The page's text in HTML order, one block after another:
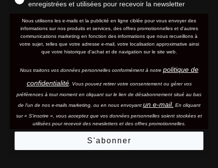
enregistrées et utilisées pour recevoir la newsletter
Nous utilisons les e-mails et la publicité en ligne ciblée pour vous envoyer des
informations sur nos produits et services, des offres promotionnelles et d'autres
communications marketing en fonction des informations que nous recueillons à
votre sujet, telles que votre adresse e-mail, votre localisation approximative ainsi
que votre historique d'achat et de navigation sur le site web.
Nous traitons vos données personnelles conformément à notre politique de
confidentialité. Vous pouvez retirer votre consentement ou gérer vos
préférences à tout moment en cliquant sur le lien de désabonnement situé au bas
de l'un de nos e-mails marketing, ou en nous envoyant un e-mail. En cliquant
sur « S'inscrire », vous acceptez que vos données personnelles soient stockées et
utilisées pour recevoir des newsletters et des offres promotionnelles.
S'abonner